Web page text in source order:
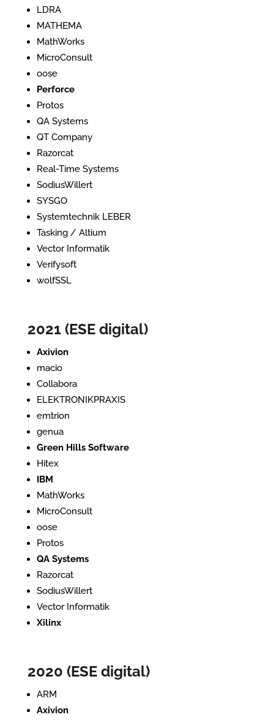
LDRA
MATHEMA
MathWorks
MicroConsult
oose
Perforce
Protos
QA Systems
QT Company
Razorcat
Real-Time Systems
SodiusWillert
SYSGO
Systemtechnik LEBER
Tasking / Altium
Vector Informatik
Verifysoft
wolfSSL
2021 (ESE digital)
Axivion
macio
Collabora
ELEKTRONIKPRAXIS
emtrion
genua
Green Hills Software
Hitex
IBM
MathWorks
MicroConsult
oose
Protos
QA Systems
Razorcat
SodiusWillert
Vector Informatik
Xilinx
2020 (ESE digital)
ARM
Axivion